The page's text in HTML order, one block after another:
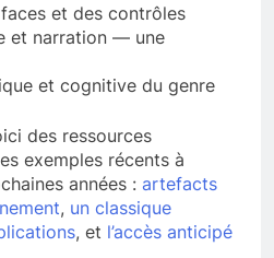
et des contrôles
et narration — une
et cognitive du genre
des ressources
exemples récents à
années : artefacts
, un classique
, et l’accès anticipé